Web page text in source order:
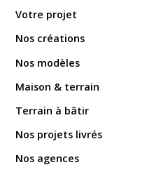
Votre projet
Nos créations
Nos modèles
Maison & terrain
Terrain à bâtir
Nos projets livrés
Nos agences